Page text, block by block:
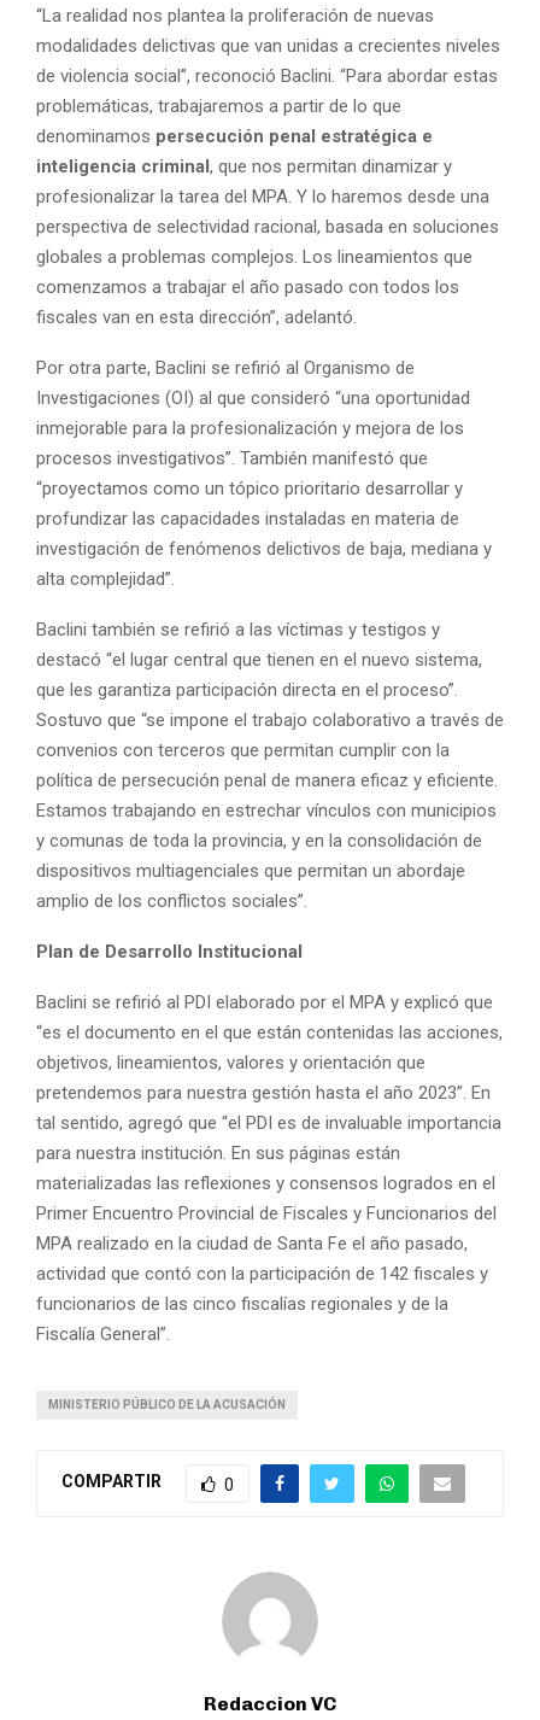
“La realidad nos plantea la proliferación de nuevas
modalidades delictivas que van unidas a crecientes niveles
de violencia social”, reconoció Baclini. “Para abordar estas
problemáticas, trabajaremos a partir de lo que
denominamos persecución penal estratégica e
inteligencia criminal, que nos permitan dinamizar y
profesionalizar la tarea del MPA. Y lo haremos desde una
perspectiva de selectividad racional, basada en soluciones
globales a problemas complejos. Los lineamientos que
comenzamos a trabajar el año pasado con todos los
fiscales van en esta dirección”, adelantó.
Por otra parte, Baclini se refirió al Organismo de
Investigaciones (OI) al que consideró “una oportunidad
inmejorable para la profesionalización y mejora de los
procesos investigativos”. También manifestó que
“proyectamos como un tópico prioritario desarrollar y
profundizar las capacidades instaladas en materia de
investigación de fenómenos delictivos de baja, mediana y
alta complejidad”.
Baclini también se refirió a las víctimas y testigos y
destacó “el lugar central que tienen en el nuevo sistema,
que les garantiza participación directa en el proceso”.
Sostuvo que “se impone el trabajo colaborativo a través de
convenios con terceros que permitan cumplir con la
política de persecución penal de manera eficaz y eficiente.
Estamos trabajando en estrechar vínculos con municipios
y comunas de toda la provincia, y en la consolidación de
dispositivos multiagenciales que permitan un abordaje
amplio de los conflictos sociales”.
Plan de Desarrollo Institucional
Baclini se refirió al PDI elaborado por el MPA y explicó que
“es el documento en el que están contenidas las acciones,
objetivos, lineamientos, valores y orientación que
pretendemos para nuestra gestión hasta el año 2023”. En
tal sentido, agregó que “el PDI es de invaluable importancia
para nuestra institución. En sus páginas están
materializadas las reflexiones y consensos logrados en el
Primer Encuentro Provincial de Fiscales y Funcionarios del
MPA realizado en la ciudad de Santa Fe el año pasado,
actividad que contó con la participación de 142 fiscales y
funcionarios de las cinco fiscalías regionales y de la
Fiscalía General”.
MINISTERIO PÚBLICO DE LA ACUSACIÓN
COMPARTIR 0
Redaccion VC